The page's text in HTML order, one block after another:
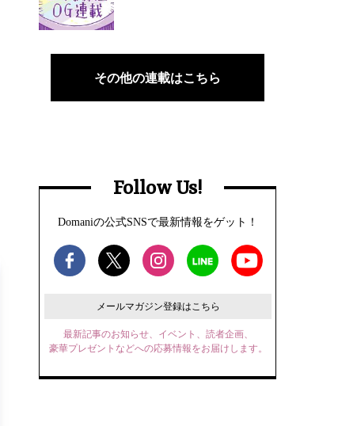
その他の連載はこちら
Follow Us!
Domaniの公式SNSで最新情報をゲット！
メールマガジン登録はこちら
最新記事のお知らせ、イベント、読者企画、
豪華プレゼントなどへの応募情報をお届けします。